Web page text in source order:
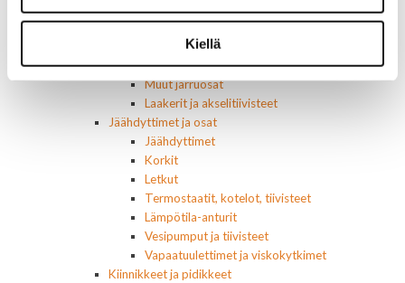
Kiellä
Jarrulevyt
Jarrusatulan männät
Jarruletkut ja -vaijerit
Jarruliittimet ja ilmausruuvit
Muut jarruosat
Laakerit ja akselitiivisteet
Jäähdyttimet ja osat
Jäähdyttimet
Korkit
Letkut
Termostaatit, kotelot, tiivisteet
Lämpötila-anturit
Vesipumput ja tiivisteet
Vapaatuulettimet ja viskokytkimet
Kiinnikkeet ja pidikkeet